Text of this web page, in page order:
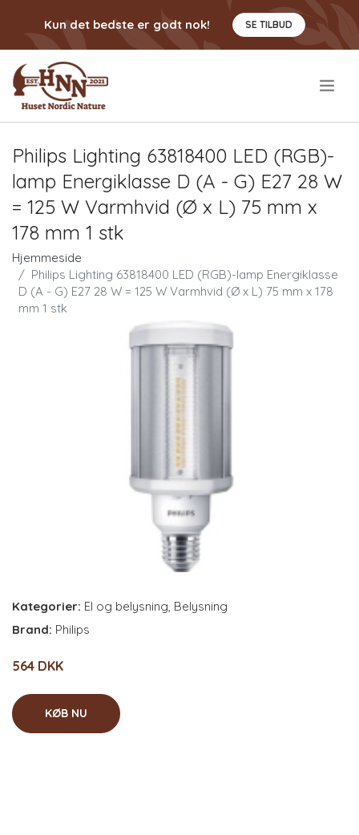
Kun det bedste er godt nok! SE TILBUD
Philips Lighting 63818400 LED (RGB)-
lamp Energiklasse D (A - G) E27 28 W
= 125 W Varmhvid (Ø x L) 75 mm x
178 mm 1 stk
Hjemmeside
Philips Lighting 63818400 LED (RGB)-lamp Energiklasse
D (A - G) E27 28 W = 125 W Varmhvid (Ø x L) 75 mm x 178
mm 1 stk
Kategorier: El og belysning Belysning
Brand: Philips
564 DKK
KØB NU